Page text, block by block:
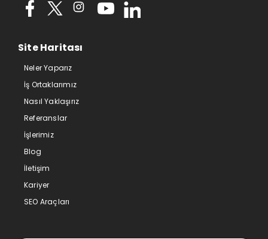
Site Haritası
Neler Yaparız
İş Ortaklarımız
Nasıl Yaklaşırız
Referanslar
İşlerimiz
Blog
İletişim
Kariyer
SEO Araçları